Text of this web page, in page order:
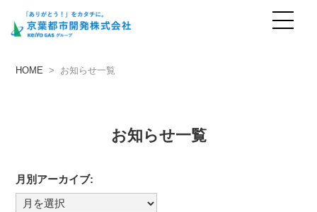
お知らせ
HOME > お知らせ一覧
お知らせ一覧
月別アーカイブ:
月